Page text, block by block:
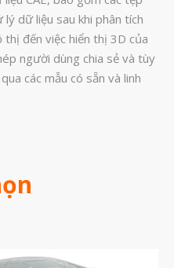
Video
Liên Hệ
vật liệu in 3D kháng dung môi
phun hạt mài chi tiết in 3D
dữ liệu sau khi phân tích
đến việc hiển thị 3D của
người dùng chia sẻ và tùy
các mẫu có sẵn và linh